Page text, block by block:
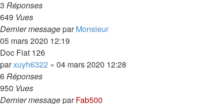
3 Réponses
649 Vues
Dernier messageparMonsieur
05 mars 2020 12:19
Doc Fiat 126
parxuyh6322 » 04 mars 2020 12:28
6Réponses
950 Vues
Dernier messageparFab500